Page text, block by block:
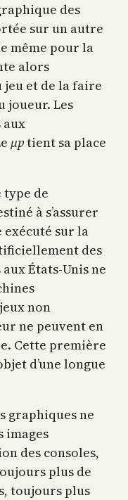
des
sur un autre
même pour la
alors
jeu et de la faire
joueur. Les
aux
µptient sa place
de
à s’assurer
exécuté sur la
des
États-Unis ne
non
ne peuvent en
Cette première
d’une longue
graphiques ne
images
des consoles,
plus de
toujours plus